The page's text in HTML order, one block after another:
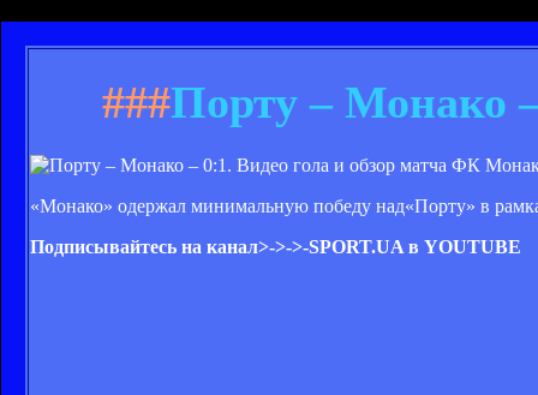
###Порту – Монако
ФК
«Монако» одержал минимальную победу над«Порту» в
Подписывайтесь на канал>->->-SPORT.UA в YOUTUBE